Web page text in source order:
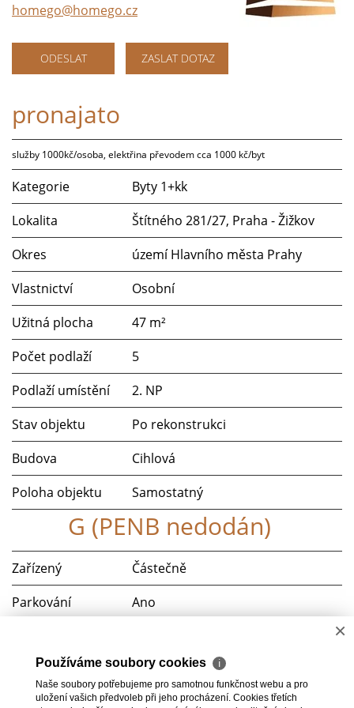
homego@homego.cz
ODESLAT ZASLAT DOTAZ
pronajato
služby 1000kč/osoba, elektřina převodem cca 1000 kč/byt
Kategorie
Byty 1+kk
Lokalita
Štítného 281/27, Praha - Žižkov
Okres
území Hlavního města Prahy
Vlastnictví
Osobní
Užitná plocha
47 m²
Počet podlaží
5
Podlaží umístění
2. NP
Stav objektu
Po rekonstrukci
Budova
Cihlová
Poloha objektu
Samostatný
G (PENB nedodán)
Zařízený
Částečně
Parkování
Ano
Telekomunikace
Telefon, Internet
Doprava
MHD
×
Používáme soubory cookies ℹ
Naše soubory potřebujeme pro samotnou funkčnost webu a pro
uložení vašich předvoleb při jeho procházení. Cookies třetích